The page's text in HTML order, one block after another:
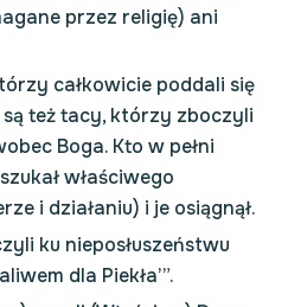
przez religię) ani
całkowicie poddali się
są też tacy, którzy zboczyli
Boga. Kto w pełni
właściwego
i działaniu) i je osiągnął.
ku nieposłuszeństwu
dla Piekła’”.